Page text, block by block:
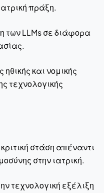
πράξη.
των LLMs σε διάφορα
και νομικής
τεχνολογικής
στάση απέναντι
στην ιατρική.
τεχνολογική εξέλιξη